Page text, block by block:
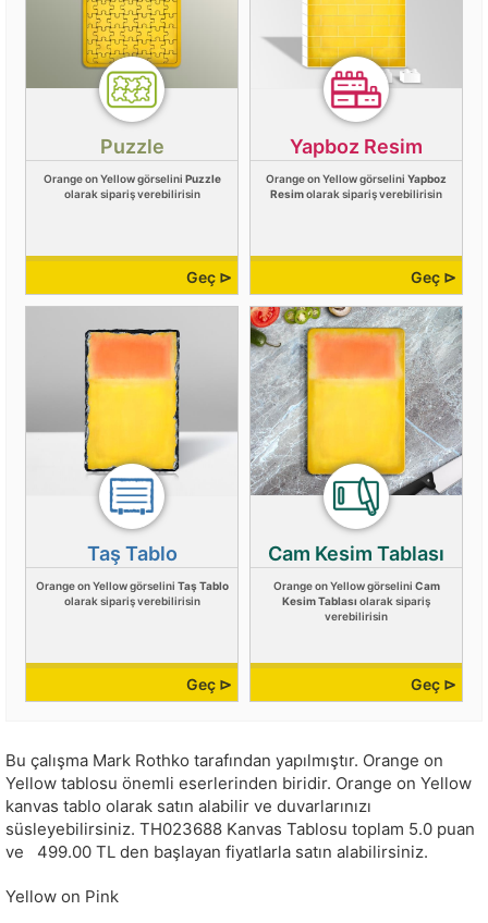
Puzzle
Orange on Yellow görselini Puzzle
olarak sipariş verebilirisin
Geç ⊳
Yapboz Resim
Orange on Yellow görselini Yapboz
Resimolarak sipariş verebilirisin
Geç ⊳
Taş Tablo
Orange on Yellow görselini Taş Tablo
olarak sipariş verebilirisin
Geç ⊳
Cam Kesim Tablası
Orange on Yellow görselini Cam
Kesim Tablası olarak sipariş
verebilirisin
Geç ⊳
Bu çalışma Mark Rothko tarafından yapılmıştır. Orange on
Yellow tablosu önemli eserlerinden biridir. Orange on Yellow
kanvas tablo olarak satın alabilir ve duvarlarınızı
süsleyebilirsiniz. TH023688 Kanvas Tablosu toplam 5.0 puan
ve
499.00 TL den başlayan fiyatlarla satın alabilirsiniz.
Yellow on Pink